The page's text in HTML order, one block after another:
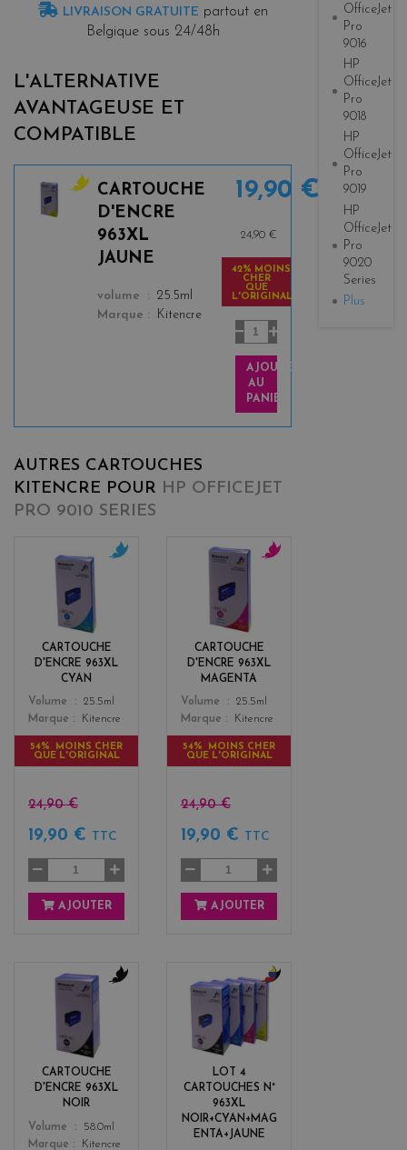
LIVRAISON GRATUITE partout en
Belgique sous 24/48h
L'ALTERNATIVE
AVANTAGEUSE ET
COMPATIBLE
CARTOUCHE
D'ENCRE
963XL
JAUNE
color
volume
25.5ml
Marque
Kitencre
19,90 €
24,90 €
42% MOINS
CHER
QUE
L'ORIGINAL
AJOUTER
AU
PANIER
AUTRES CARTOUCHES
KITENCRE POUR HP OFFICEJET
PRO 9010 SERIES
CARTOUCHE
D'ENCRE 963XL
CYAN
Color
Volume
25.5ml
Marque
Kitencre
54% MOINS CHER
QUE L'ORIGINAL
24,90 €
19,90 € TTC
AJOUTER
CARTOUCHE
D'ENCRE 963XL
MAGENTA
Color
n
t
Volume
25.5ml
Marque
Kitencre
54% MOINS CHER
QUE L'ORIGINAL
24,90 €
19,90 € TTC
AJOUTER
CARTOUCHE
D'ENCRE 963XL
NOIR
Color
k
Volume
58.0ml
Marque
Kitencre
LOT 4
CARTOUCHES N°
963XL
NOIR+CYAN+MAG
ENTA+JAUNE
b
a
+
OfficeJet
Pro
9016
HP
OfficeJet
Pro
9018
HP
OfficeJet
Pro
9019
HP
OfficeJet
Pro
9020
Series
Plus